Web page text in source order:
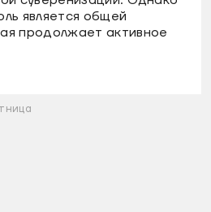
является общей
продолжает активное